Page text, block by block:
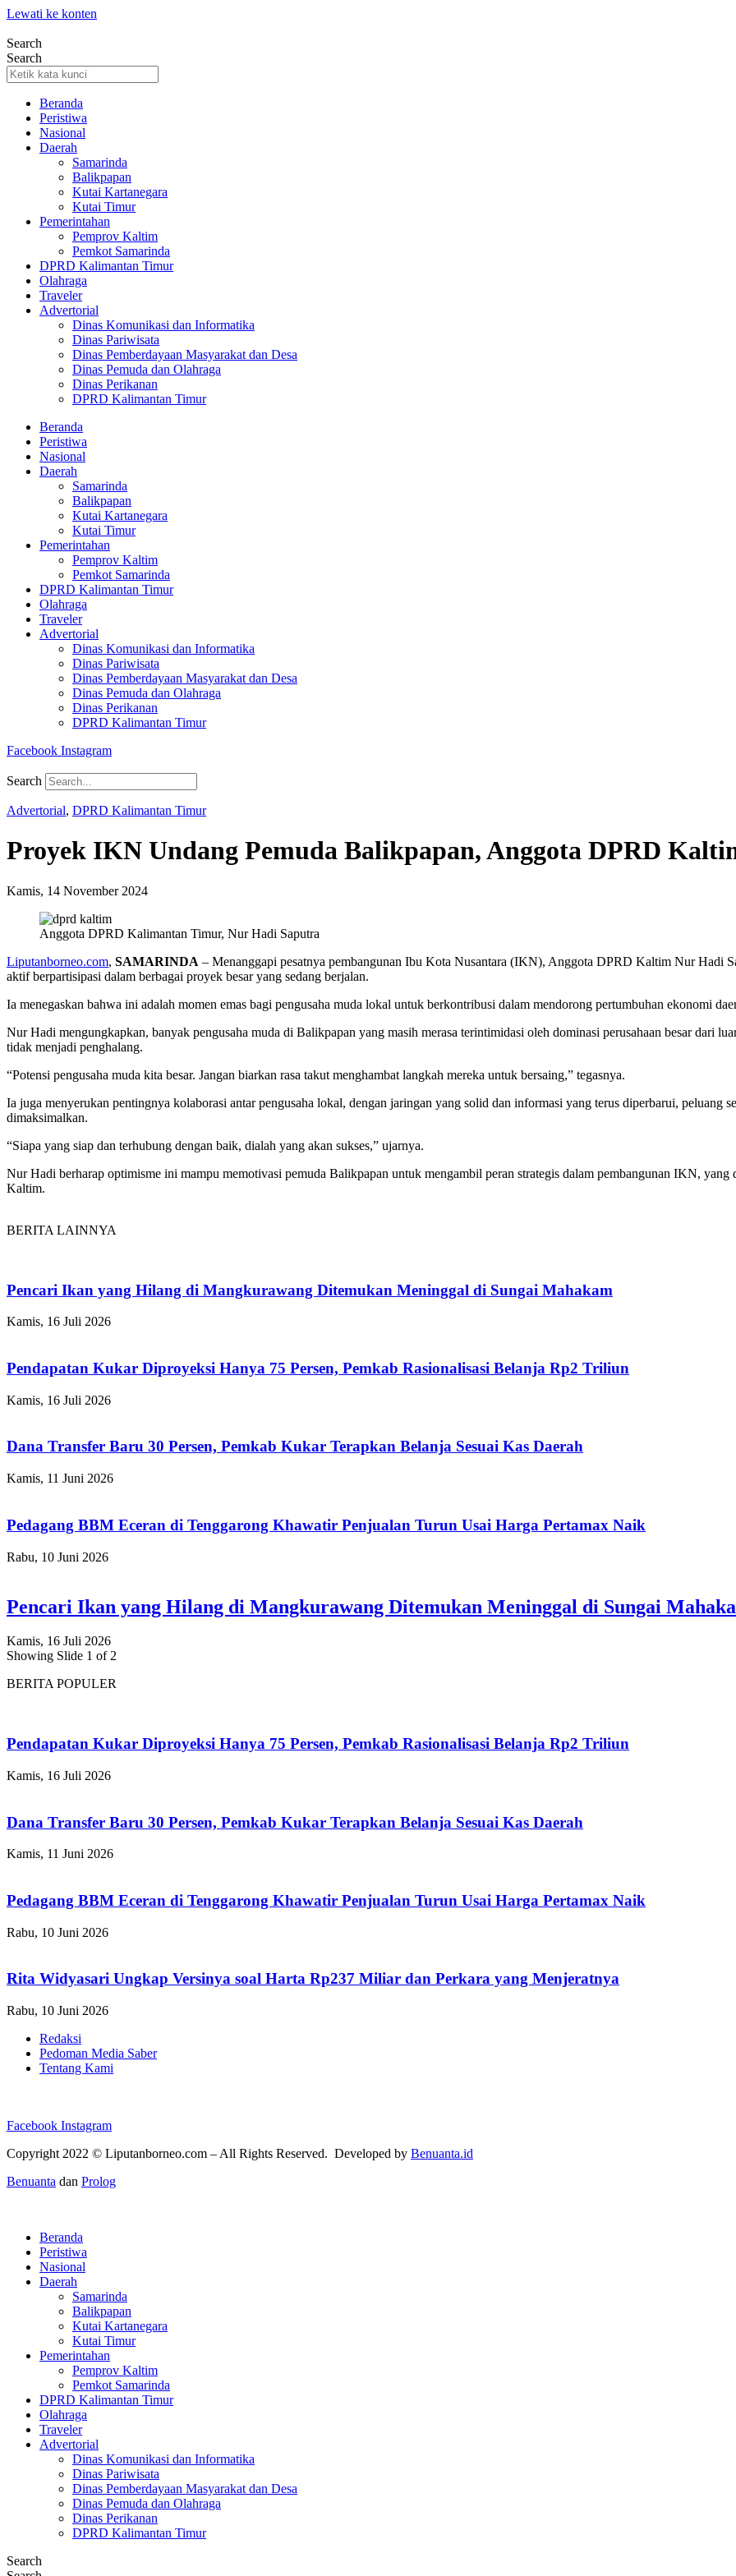
Lewati ke konten
Search
Search
Beranda
Peristiwa
Nasional
Daerah
Samarinda
Balikpapan
Kutai Kartanegara
Kutai Timur
Pemerintahan
Pemprov Kaltim
Pemkot Samarinda
DPRD Kalimantan Timur
Olahraga
Traveler
Advertorial
Dinas Komunikasi dan Informatika
Dinas Pariwisata
Dinas Pemberdayaan Masyarakat dan Desa
Dinas Pemuda dan Olahraga
Dinas Perikanan
DPRD Kalimantan Timur
Beranda
Peristiwa
Nasional
Daerah
Samarinda
Balikpapan
Kutai Kartanegara
Kutai Timur
Pemerintahan
Pemprov Kaltim
Pemkot Samarinda
DPRD Kalimantan Timur
Olahraga
Traveler
Advertorial
Dinas Komunikasi dan Informatika
Dinas Pariwisata
Dinas Pemberdayaan Masyarakat dan Desa
Dinas Pemuda dan Olahraga
Dinas Perikanan
DPRD Kalimantan Timur
Facebook Instagram
Search
Advertorial, DPRD Kalimantan Timur
Proyek IKN Undang Pemuda Balikpapan, Anggota DPRD
Kamis, 14 November 2024
Anggota DPRD Kalimantan Timur, Nur Hadi Saputra
Liputanborneo.com, SAMARINDA – Menanggapi pesatnya pembangunan Ibu Kota Nusantara (IKN), Anggota DPRD Kaltim Nur Hadi
aktif berpartisipasi dalam berbagai proyek besar yang sedang berjalan.
Ia menegaskan bahwa ini adalah momen emas bagi pengusaha muda lokal untuk berkontribusi dalam mendorong pertumbuhan ekonomi
Nur Hadi mengungkapkan, banyak pengusaha muda di Balikpapan yang masih merasa terintimidasi oleh dominasi perusahaan besar dari
tidak menjadi penghalang.
“Potensi pengusaha muda kita besar. Jangan biarkan rasa takut menghambat langkah mereka untuk bersaing,” tegasnya.
Ia juga menyerukan pentingnya kolaborasi antar pengusaha lokal, dengan jaringan yang solid dan informasi yang terus diperbarui, peluang
dimaksimalkan.
“Siapa yang siap dan terhubung dengan baik, dialah yang akan sukses,” ujarnya.
Nur Hadi berharap optimisme ini mampu memotivasi pemuda Balikpapan untuk mengambil peran strategis dalam pembangunan IKN,
Kaltim.
BERITA LAINNYA
Pencari Ikan yang Hilang di Mangkurawang Ditemukan Meninggal di Sungai Mahakam
Kamis, 16 Juli 2026
Pendapatan Kukar Diproyeksi Hanya 75 Persen, Pemkab Rasionalisasi Belanja Rp2 Triliun
Kamis, 16 Juli 2026
Dana Transfer Baru 30 Persen, Pemkab Kukar Terapkan Belanja Sesuai Kas Daerah
Kamis, 11 Juni 2026
Pedagang BBM Eceran di Tenggarong Khawatir Penjualan Turun Usai Harga Pertamax Naik
Rabu, 10 Juni 2026
Pencari Ikan yang Hilang di Mangkurawang Ditemukan Meninggal di Sungai
Kamis, 16 Juli 2026
Showing Slide 1 of 2
BERITA POPULER
Pendapatan Kukar Diproyeksi Hanya 75 Persen, Pemkab Rasionalisasi Belanja Rp2 Triliun
Kamis, 16 Juli 2026
Dana Transfer Baru 30 Persen, Pemkab Kukar Terapkan Belanja Sesuai Kas Daerah
Kamis, 11 Juni 2026
Pedagang BBM Eceran di Tenggarong Khawatir Penjualan Turun Usai Harga Pertamax Naik
Rabu, 10 Juni 2026
Rita Widyasari Ungkap Versinya soal Harta Rp237 Miliar dan Perkara yang Menjeratnya
Rabu, 10 Juni 2026
Redaksi
Pedoman Media Saber
Tentang Kami
Facebook Instagram
Copyright 2022 © Liputanborneo.com – All Rights Reserved. Developed by Benuanta.id
Benuanta dan Prolog
Beranda
Peristiwa
Nasional
Daerah
Samarinda
Balikpapan
Kutai Kartanegara
Kutai Timur
Pemerintahan
Pemprov Kaltim
Pemkot Samarinda
DPRD Kalimantan Timur
Olahraga
Traveler
Advertorial
Dinas Komunikasi dan Informatika
Dinas Pariwisata
Dinas Pemberdayaan Masyarakat dan Desa
Dinas Pemuda dan Olahraga
Dinas Perikanan
DPRD Kalimantan Timur
Search